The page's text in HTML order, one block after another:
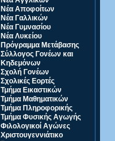
Νέα Αποφοίτων
Νέα Γαλλικών
Νέα Γυμνασίου
Νέα Λυκείου
Πρόγραμμα Μετάβασης
Σύλλογος Γονέων και
Κηδεμόνων
Σχολή Γονέων
Σχολικές Εορτές
Τμήμα Εικαστικών
Τμήμα Μαθηματικών
Τμήμα Πληροφορικής
Τμήμα Φυσικής Αγωγής
Φιλολογικοί Αγώνες
Χριστουγεννιάτικο